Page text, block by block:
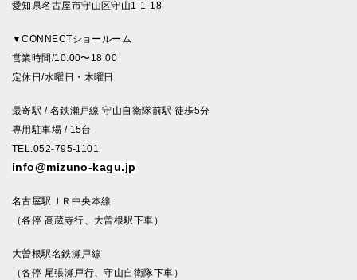
愛知県名古屋市守山区守山1-1-18
▼CONNECTショールーム
営業時間/10:00〜18:00
定休日/水曜日・木曜日
最寄駅 / 名鉄瀬戸線 守山自衛隊前駅 徒歩5分
専用駐車場 / 15台
TEL.052-795-1101
info@mizuno-kagu.jp
名古屋駅ＪＲ中央本線
（各停 高蔵寺行、大曽根駅下車）
大曽根駅名鉄瀬戸線
（各停 尾張瀬戸行、守山自衛隊下車）